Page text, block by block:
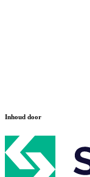
Inhoud door